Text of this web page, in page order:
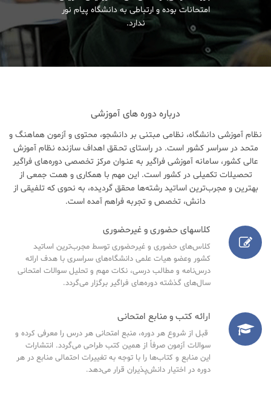
امتحانات بوده و ارتباطی به دانشگاه پیام نور
ندارد.
درباره دوره های آموزشی
نظام آموزشی دانشگاه، نظامی مبتنی بر دانشجو، محتوی و آزمون هماهنگ و
متحد در سراسر کشور است. در راستای تحـقق اهداف سازنده نظام آموزش
عالی کشور، سامانه آموزشی فراگیر به عنـوان مرکز تخصصی دوره‌های فراگیر
تحصیلات تکمیلی در کشور است. این مهم با همکاری و همت جمعی از
بهترین و مجرب‌ترین اساتید رشته‌ها محقق گردیده، به نحوی که تلفیقی از
دانش، تخصص و تجربه فراهم آمده است.
کلاسهای حضوری و غیرحضوری
کلاس‌های حضوری و غیرحضوری توسط مجرب‌ترین اساتید
کشور وعضو هیات علمی دانشگاه‌های سراسری با هدف ارائه
درس‌نامه‌ و مطالب درسی، نکات مهم و تحلیل سوالات امتحانی
سال‌های گذشته دوره‌های فراگیر برگزار می‌گردد.
ارائه کتب و منابع امتحانی
قبل از شروع هر دوره، منبع امتحانی هر درس را معرفی کرده و
سوالات آزمون صرفاً از همین کتب طراحی می‌گردد. انتشارات
این منابع و کتاب‌ها را با توجه به تغییرات احتمالی منابع در هر
دوره در اختیار دانش‌پذیران قرار می‌دهد.